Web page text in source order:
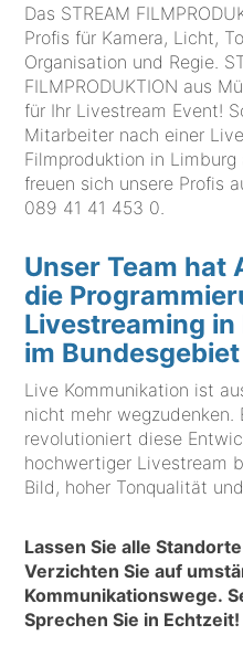
Das STREAM
Profis für Kamera, Licht,
Organisation und Regie.
FILMPRODUKTION aus
für Ihr Livestream Event!
Mitarbeiter nach einer
Filmproduktion in Limburg
freuen sich unsere Profis
089 41 41 453 0
Unser Team
die
Livestreaming
im Bundesgebiet
Live Kommunikation ist
nicht mehr wegzudenken.
revolutioniert diese
hochwertiger Livestream
Bild, hoher Tonqualität
Lassen Sie alle
Verzichten Sie auf
Kommunikationswege.
Sprechen Sie in Echtzeit!